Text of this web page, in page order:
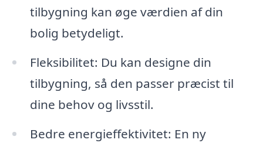
tilbygning kan øge værdien af din
bolig betydeligt.
Fleksibilitet: Du kan designe din
tilbygning, så den passer præcist til
dine behov og livsstil.
Bedre energieffektivitet: En ny